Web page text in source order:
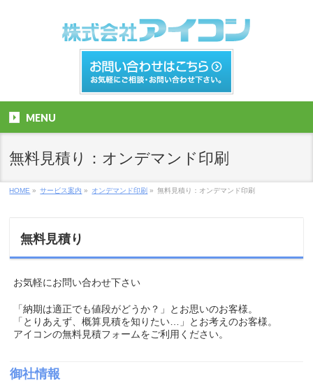
MENU
無料見積り：オンデマンド印刷
HOME » サービス案内 » オンデマンド印刷 » 無料見積り：オンデマンド印刷
無料見積り
お気軽にお問い合わせ下さい
「納期は適正でも値段がどうか？」とお思いのお客様。
「とりあえず、概算見積を知りたい…」とお考えのお客様。
アイコンの無料見積フォームをご利用ください。
御社情報